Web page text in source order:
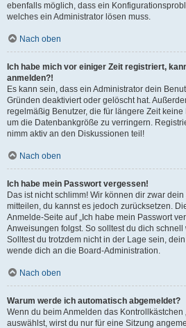
ebenfalls möglich, dass ein
welches ein Administrator lösen muss.
Nach oben
Ich habe mich vor einiger Zeit registriert,
anmelden?!
Es kann sein, dass ein Administrator dein
Gründen deaktiviert oder gelöscht hat.
regelmäßig Benutzer, die für längere Zeit
um die Datenbankgröße zu verringern.
nimm aktiv an den Diskussionen teil!
Nach oben
Ich habe mein Passwort vergessen!
Das ist nicht schlimm! Wir können dir zwar
mitteilen, du kannst es jedoch zurücksetzen.
Anmelde-Seite auf „Ich habe mein Passwort
Anweisungen folgst. So solltest du dich
Solltest du trotzdem nicht in der Lage sein,
wende dich an die Board-Administration.
Nach oben
Warum werde ich automatisch abgemeldet?
Wenn du beim Anmelden das Kontrollkästchen
auswählst, wirst du nur für eine Sitzung